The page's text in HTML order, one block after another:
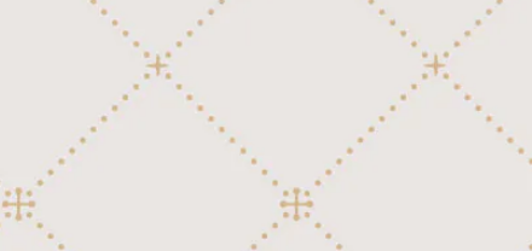
118弁ディスク用ジャケット
童謡、唱歌、日本民謡
邦楽ポピュラー
外国民謡
外国映画、テレビ
日本映画、テレビ
讃美歌
洋楽ポピュラー
外国映画、テレビ